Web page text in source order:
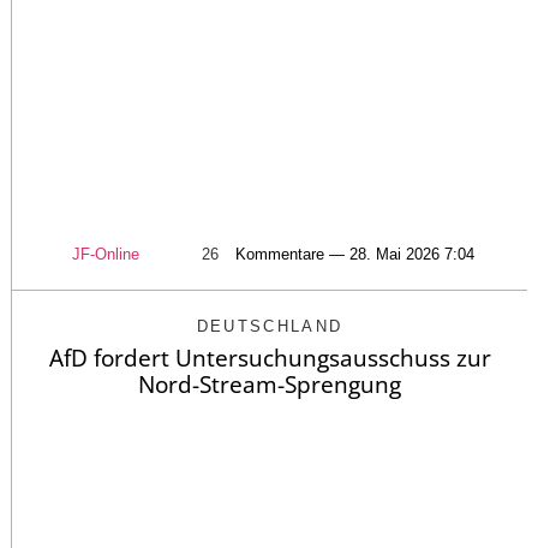
JF-Online 26 Kommentare — 28. Mai 2026 7:04
DEUTSCHLAND
AfD fordert Untersuchungsausschuss zur
Nord-Stream-Sprengung